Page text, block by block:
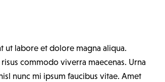
ut labore et dolore magna aliqua.
commodo viverra maecenas. Urna
nunc mi ipsum faucibus vitae. Amet